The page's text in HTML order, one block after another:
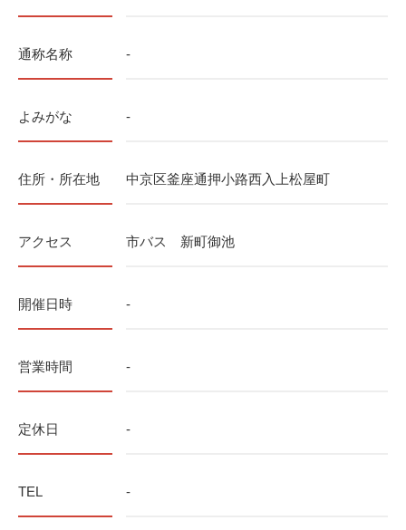
通称名称 -
よみがな -
住所・所在地 中京区釜座通押小路西入上松屋町
アクセス 市バス 新町御池
開催日時 -
営業時間 -
定休日 -
TEL -